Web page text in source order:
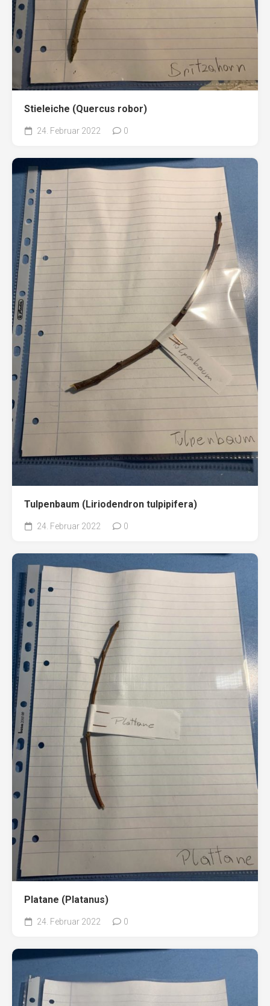
Stieleiche (Quercus robor)
24. Februar 2022 0
Tulpenbaum (Liriodendron tulpipifera)
24. Februar 2022 0
Platane (Platanus)
24. Februar 2022 0